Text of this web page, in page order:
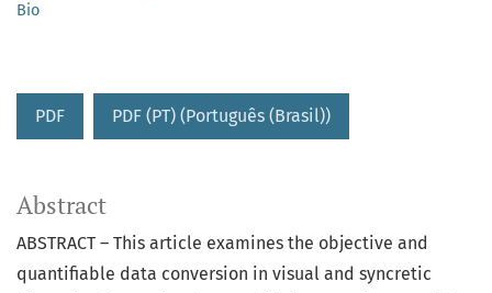
Bio
PDF PDF (PT) (Português (Brasil))
Abstract
ABSTRACT – This article examines the objective and
quantifiable data conversion in visual and syncretic